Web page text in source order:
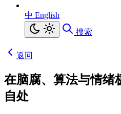
中 English
搜索
返回
在脑腐、算法与情绪
自处